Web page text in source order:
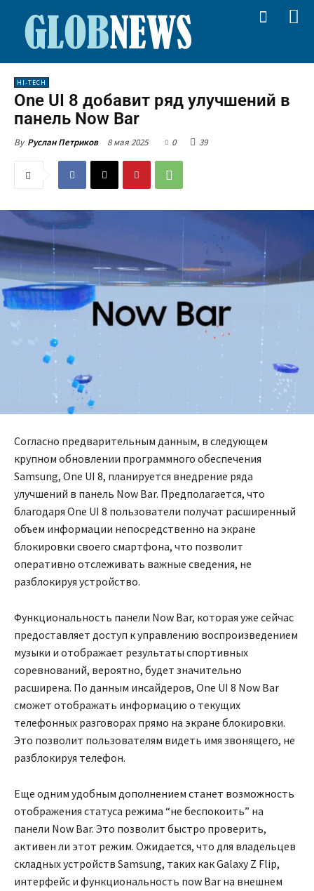
HI-TECH
One UI 8 добавит ряд улучшений в
панель Now Bar
By Руслан Петриков 8 мая 2025 0 39
Согласно предварительным данным, в следующем
крупном обновлении программного обеспечения
Samsung, One UI 8, планируется внедрение ряда
улучшений в панель Now Bar. Предполагается, что
благодаря One UI 8 пользователи получат расширенный
объем информации непосредственно на экране
блокировки своего смартфона, что позволит
оперативно отслеживать важные сведения, не
разблокируя устройство.
Функциональность панели Now Bar, которая уже сейчас
предоставляет доступ к управлению воспроизведением
музыки и отображает результаты спортивных
соревнований, вероятно, будет значительно
расширена. По данным инсайдеров, One UI 8 Now Bar
сможет отображать информацию о текущих
телефонных разговорах прямо на экране блокировки.
Это позволит пользователям видеть имя звонящего, не
разблокируя телефон.
Еще одним удобным дополнением станет возможность
отображения статуса режима “не беспокоить” на
панели Now Bar. Это позволит быстро проверить,
активен ли этот режим. Ожидается, что для владельцев
складных устройств Samsung, таких как Galaxy Z Flip,
интерфейс и функциональность now Bar на внешнем